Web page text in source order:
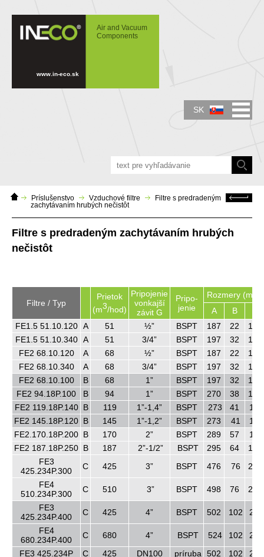
Filtre s predradeným zachytávaním
hrubých nečistôt
Air and Vacuum
Components
www.in-eco.sk
Domáca
stránka
Príslušenstvo Vzduchové filtre
Filtre s predradeným
zachytávaním hrubých nečistôt
Späť
Filtre s predradeným zachytávaním hrubých
nečistôt
Filtre / Typ
Prietok
(m3/hod)
Pripojenie
vonkajší
závit G
Pripo-
jenie
Rozmery (mm)
A
B
FE1.5 51.10.120 A 51 ½” BSPT 187 22
105
FE1.5 51.10.340 A 51 3/4” BSPT 197 32
105
FE2 68.10.120
A 68 ½” BSPT 187 22
105
FE2 68.10.340
A 68 3/4” BSPT 197 32
105
FE2 68.10.100
B 68 1” BSPT 197 32
105
FE2 94.18P.100
B 94 1” BSPT 270 38
178
FE2 119.18P.140 B 119 1”-1,4” BSPT 273 41
178
FE2 145.18P.120 B 145 1”-1,2” BSPT 273 41
178
FE2.170.18P.200 B 170 2” BSPT 289 57
178
FE2 187.18P.250 B 187 2”-1/2” BSPT 295 64
178
FE3
425.234P.300
C 425 3” BSPT 476 76
279
FE4
510.234P.300
C 510 3” BSPT 498 76
279
FE3
425.234P.400
C 425 4” BSPT 502 102
279
FE4
680.234P.400
C 680 4” BSPT 524 102
279
FE3 425.234P
C 425 DN100 príruba 502 102
279
SK